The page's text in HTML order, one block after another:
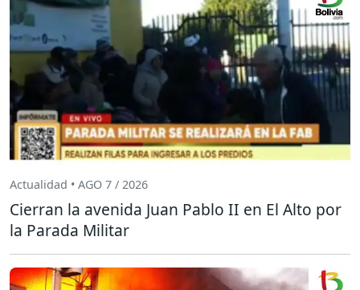
Actualidad • AGO 7 / 2026
Cierran la avenida Juan Pablo II en El Alto por
la Parada Militar